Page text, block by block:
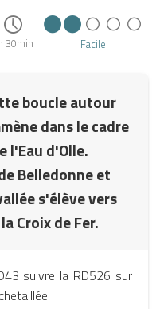
30min Facile
boucle autour
dans le cadre
l'Eau d'Olle.
Belledonne et
s'élève vers
Croix de Fer.
suivre la RD526 sur